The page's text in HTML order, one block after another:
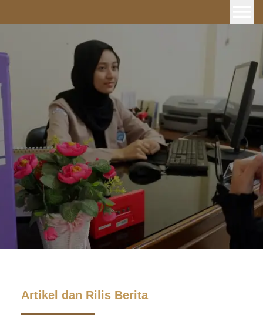
Artikel dan Rilis Berita